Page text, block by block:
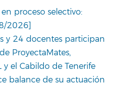
proceso selectivo:
2026]
y 24 docentes participan
ProyectaMates,
y el Cabildo de Tenerife
balance de su actuación